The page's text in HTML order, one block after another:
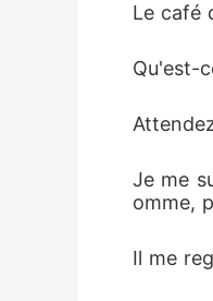
Le café
Qu'est-
Je me
omme,
Il me